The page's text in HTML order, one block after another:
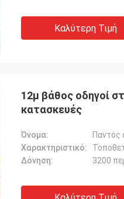
Καλύτερη Τιμή
12μ βάθος οδηγοί
κατασκευές
Όνομα:
Παντός
Χαρακτηριστικό:
Δόνηση:
3200